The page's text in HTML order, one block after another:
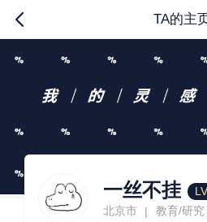
TA的主
一丝不挂
北京市
| 教育/研究